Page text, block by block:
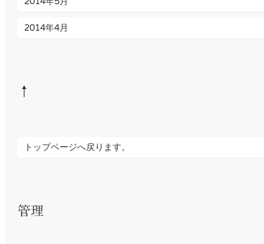
2014年4月
↑
トップページへ戻ります。
管理